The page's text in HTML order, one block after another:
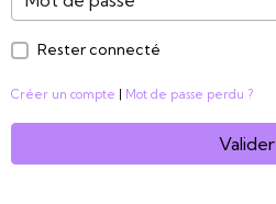
Rester connecté
Créer un compte Mot de passe perdu ?
Valider